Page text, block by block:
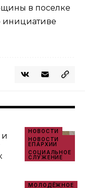
в поселке
инициативе
НОВОСТИ
НОВОСТИ
ЕПАРХИИ
СОЦИАЛЬНОЕ
СЛУЖЕНИЕ
и
МОЛОДЁЖНОЕ